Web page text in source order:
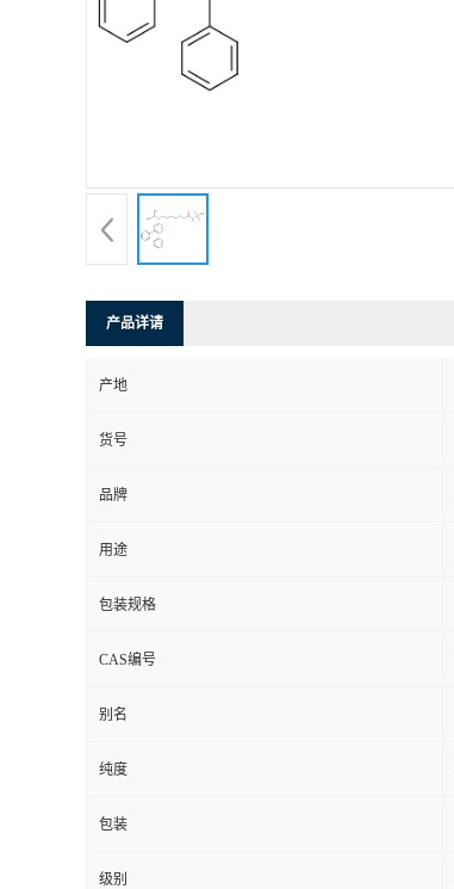
产品详请
产地
货号
品牌
用途
包装规格
CAS编号
别名
纯度
包装
级别